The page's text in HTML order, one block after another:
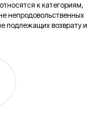
к категориям,
непродовольственных
подлежащих возврату и